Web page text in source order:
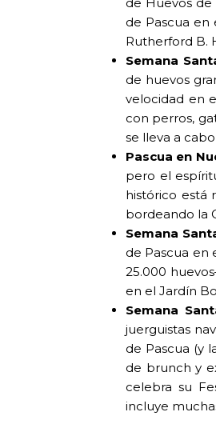
de Pascua en
Rutherford B.
Semana
de huevos
velocidad en
con perros,
se lleva a
Pascua en
pero el
histórico está
bordeando la
Semana
de Pascua en
25.000
en el Jardín
Semana
juerguistas
de Pascua (y
de brunch y
celebra su
incluye